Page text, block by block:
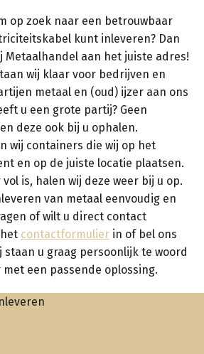
op zoek naar een betrouwbaar
kunt inleveren? Dan
Metaalhandel aan het juiste adres!
wij klaar voor bedrijven en
metaal en (oud) ijzer aan ons
u een grote partij? Geen
deze ook bij u ophalen.
wij containers die wij op het
en op de juiste locatie plaatsen.
is, halen wij deze weer bij u op.
van metaal eenvoudig en
of wilt u direct contact
contactformulier in of bel ons
staan u graag persoonlijk te woord
een passende oplossing.